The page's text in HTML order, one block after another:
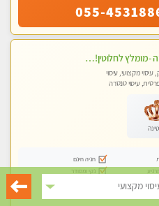
מקצועי
055-
בהרצליה -מומלץ לחלוטין!! כל סוגי העיסויים מעסה מקצועית ואיכותית פרטי!!אירוח ברמה אחרת ...כולל שתיה חמה/קרה + בקבוק מים
עיסוי מקצועי, עיסוי
עיסוי טנטרה
חניה חינם
נקי ומסודר